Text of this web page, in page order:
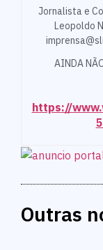
Jornalista e
Leopoldo
AINDA
https://
Outras